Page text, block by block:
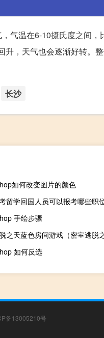
气温在6-10摄氏度之间，
，天气也会逐渐好转。
长沙
如何改变图片的颜色
留学回国人员可以报考哪些职
手绘步骤
之天蓝色房间游戏（密室逃脱
如何反选
备13005210号